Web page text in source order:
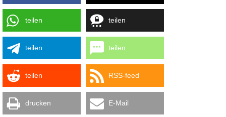
teilen teilen
teilen teilen
teilen RSS-feed
drucken E-Mail